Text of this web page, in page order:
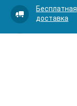
Бесплатная
доставка